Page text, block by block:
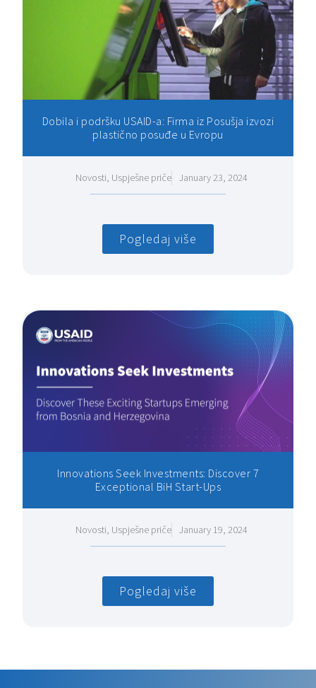
Dobila i podršku USAID-a: Firma iz Posušja izvozi
plastično posuđe u Evropu
Novosti, Uspješne priče January 23, 2024
Pogledaj više
Innovations Seek Investments: Discover 7
Exceptional BiH Start-Ups
Novosti, Uspješne priče January 19, 2024
Pogledaj više